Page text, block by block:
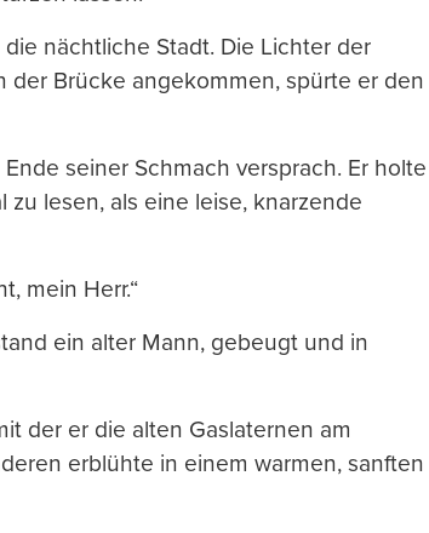
nächtliche Stadt. Die Lichter der
der Brücke angekommen, spürte er den
seiner Schmach versprach. Er holte
zu lesen, als eine leise, knarzende
mein Herr.“
ein alter Mann, gebeugt und in
der er die alten Gaslaternen am
erblühte in einem warmen, sanften